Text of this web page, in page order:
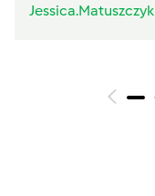
Jessica.Matuszczyk